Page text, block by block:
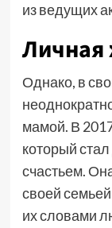
из ведущих
Личная
Однако, в
мамой. В
который
счастьем.
своей
их словами